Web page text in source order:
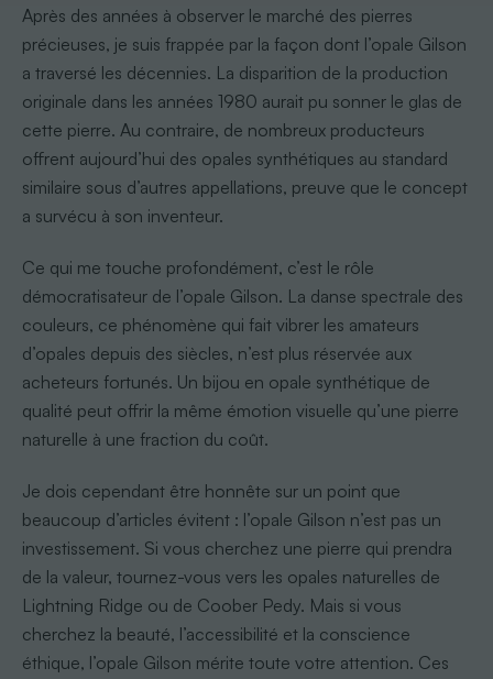
Après des années à observer le marché des pierres
précieuses, je suis frappée par la façon dont l’opale Gilson
a traversé les décennies. La disparition de la production
originale dans les années 1980 aurait pu sonner le glas de
cette pierre. Au contraire, de nombreux producteurs
offrent aujourd’hui des opales synthétiques au standard
similaire sous d’autres appellations, preuve que le concept
a survécu à son inventeur.
Ce qui me touche profondément, c’est le rôle
démocratisateur de l’opale Gilson. La danse spectrale des
couleurs, ce phénomène qui fait vibrer les amateurs
d’opales depuis des siècles, n’est plus réservée aux
acheteurs fortunés. Un bijou en opale synthétique de
qualité peut offrir la même émotion visuelle qu’une pierre
naturelle à une fraction du coût.
Je dois cependant être honnête sur un point que
beaucoup d’articles évitent : l’opale Gilson n’est pas un
investissement. Si vous cherchez une pierre qui prendra
de la valeur, tournez-vous vers les opales naturelles de
Lightning Ridge ou de Coober Pedy. Mais si vous
cherchez la beauté, l’accessibilité et la conscience
éthique, l’opale Gilson mérite toute votre attention. Ces